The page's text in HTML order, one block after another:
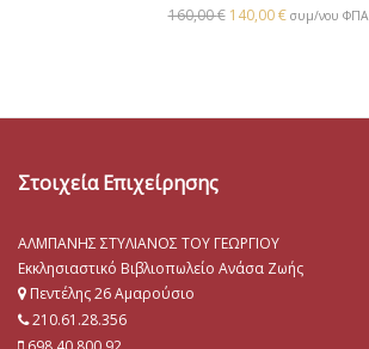
160,00€ 140,00€ συμ/νου ΦΠΑ
Στοιχεία Επιχείρησης
ΑΛΜΠΑΝΗΣ ΣΤΥΛΙΑΝΟΣ ΤΟΥ ΓΕΩΡΓΙΟΥ
Εκκλησιαστικό Βιβλιοπωλείο Ανάσα Ζωής
Πεντέλης 26 Αμαρούσιο
210.61.28.356